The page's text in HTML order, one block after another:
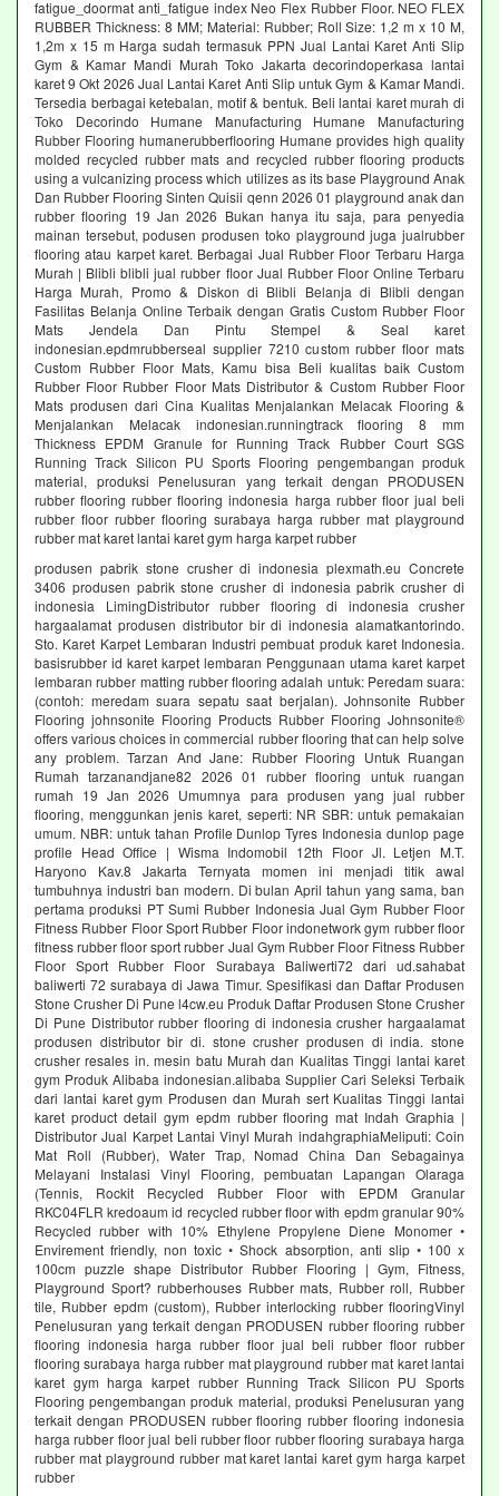
fatigue_doormat anti_fatigue index Neo Flex Rubber Floor. NEO FLEX
RUBBER Thickness: 8 MM; Material: Rubber; Roll Size: 1,2 m x 10 M,
1,2m x 15 m Harga sudah termasuk PPN Jual Lantai Karet Anti Slip
Gym & Kamar Mandi Murah Toko Jakarta decorindoperkasa lantai
karet 9 Okt 2026 Jual Lantai Karet Anti Slip untuk Gym & Kamar Mandi.
Tersedia berbagai ketebalan, motif & bentuk. Beli lantai karet murah di
Toko Decorindo Humane Manufacturing Humane Manufacturing
Rubber Flooring humanerubberflooring Humane provides high quality
molded recycled rubber mats and recycled rubber flooring products
using a vulcanizing process which utilizes as its base Playground Anak
Dan Rubber Flooring Sinten Quisii qenn 2026 01 playground anak dan
rubber flooring 19 Jan 2026 Bukan hanya itu saja, para penyedia
mainan tersebut, podusen produsen toko playground juga jualrubber
flooring atau karpet karet. Berbagai Jual Rubber Floor Terbaru Harga
Murah | Blibli blibli jual rubber floor Jual Rubber Floor Online Terbaru
Harga Murah, Promo & Diskon di Blibli Belanja di Blibli dengan
Fasilitas Belanja Online Terbaik dengan Gratis Custom Rubber Floor
Mats Jendela Dan Pintu Stempel & Seal karet
indonesian.epdmrubberseal supplier 7210 custom rubber floor mats
Custom Rubber Floor Mats, Kamu bisa Beli kualitas baik Custom
Rubber Floor Rubber Floor Mats Distributor & Custom Rubber Floor
Mats produsen dari Cina Kualitas Menjalankan Melacak Flooring &
Menjalankan Melacak indonesian.runningtrack flooring 8 mm
Thickness EPDM Granule for Running Track Rubber Court SGS
Running Track Silicon PU Sports Flooring pengembangan produk
material, produksi Penelusuran yang terkait dengan PRODUSEN
rubber flooring rubber flooring indonesia harga rubber floor jual beli
rubber floor rubber flooring surabaya harga rubber mat playground
rubber mat karet lantai karet gym harga karpet rubber
produsen pabrik stone crusher di indonesia plexmath.eu Concrete
3406 produsen pabrik stone crusher di indonesia pabrik crusher di
indonesia LimingDistributor rubber flooring di indonesia crusher
hargaalamat produsen distributor bir di indonesia alamatkantorindo.
Sto. Karet Karpet Lembaran Industri pembuat produk karet Indonesia.
basisrubber id karet karpet lembaran Penggunaan utama karet karpet
lembaran rubber matting rubber flooring adalah untuk: Peredam suara:
(contoh: meredam suara sepatu saat berjalan). Johnsonite Rubber
Flooring johnsonite Flooring Products Rubber Flooring Johnsonite®
offers various choices in commercial rubber flooring that can help solve
any problem. Tarzan And Jane: Rubber Flooring Untuk Ruangan
Rumah tarzanandjane82 2026 01 rubber flooring untuk ruangan
rumah 19 Jan 2026 Umumnya para produsen yang jual rubber
flooring, menggunkan jenis karet, seperti: NR SBR: untuk pemakaian
umum. NBR: untuk tahan Profile Dunlop Tyres Indonesia dunlop page
profile Head Office | Wisma Indomobil 12th Floor Jl. Letjen M.T.
Haryono Kav.8 Jakarta Ternyata momen ini menjadi titik awal
tumbuhnya industri ban modern. Di bulan April tahun yang sama, ban
pertama produksi PT Sumi Rubber Indonesia Jual Gym Rubber Floor
Fitness Rubber Floor Sport Rubber Floor indonetwork gym rubber floor
fitness rubber floor sport rubber Jual Gym Rubber Floor Fitness Rubber
Floor Sport Rubber Floor Surabaya Baliwerti72 dari ud.sahabat
baliwerti 72 surabaya di Jawa Timur. Spesifikasi dan Daftar Produsen
Stone Crusher Di Pune l4cw.eu Produk Daftar Produsen Stone Crusher
Di Pune Distributor rubber flooring di indonesia crusher hargaalamat
produsen distributor bir di. stone crusher produsen di india. stone
crusher resales in. mesin batu Murah dan Kualitas Tinggi lantai karet
gym Produk Alibaba indonesian.alibaba Supplier Cari Seleksi Terbaik
dari lantai karet gym Produsen dan Murah sert Kualitas Tinggi lantai
karet product detail gym epdm rubber flooring mat Indah Graphia |
Distributor Jual Karpet Lantai Vinyl Murah indahgraphiaMeliputi: Coin
Mat Roll (Rubber), Water Trap, Nomad China Dan Sebagainya
Melayani Instalasi Vinyl Flooring, pembuatan Lapangan Olaraga
(Tennis, Rockit Recycled Rubber Floor with EPDM Granular
RKC04FLR kredoaum id recycled rubber floor with epdm granular 90%
Recycled rubber with 10% Ethylene Propylene Diene Monomer •
Envirement friendly, non toxic • Shock absorption, anti slip • 100 x
100cm puzzle shape Distributor Rubber Flooring | Gym, Fitness,
Playground Sport? rubberhouses Rubber mats, Rubber roll, Rubber
tile, Rubber epdm (custom), Rubber interlocking rubber flooringVinyl
Penelusuran yang terkait dengan PRODUSEN rubber flooring rubber
flooring indonesia harga rubber floor jual beli rubber floor rubber
flooring surabaya harga rubber mat playground rubber mat karet lantai
karet gym harga karpet rubber Running Track Silicon PU Sports
Flooring pengembangan produk material, produksi Penelusuran yang
terkait dengan PRODUSEN rubber flooring rubber flooring indonesia
harga rubber floor jual beli rubber floor rubber flooring surabaya harga
rubber mat playground rubber mat karet lantai karet gym harga karpet
rubber